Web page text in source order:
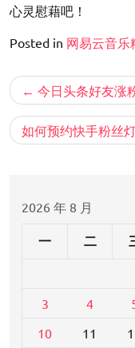
心灵慰藉吧！
Posted in 网易云音乐
文
章
导
今日头条好友涨
如何预约快手粉丝
2026 年 8 月
一 二
3
4
10
11